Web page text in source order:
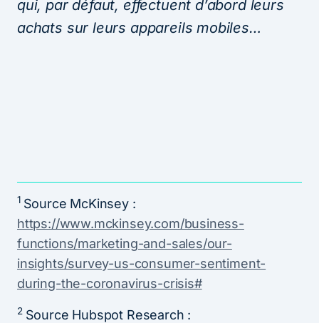
qui, par défaut, effectuent d’abord leurs
achats sur leurs appareils mobiles…
1 Source McKinsey :
https://www.mckinsey.com/business-
functions/marketing-and-sales/our-
insights/survey-us-consumer-sentiment-
during-the-coronavirus-crisis#
2 Source Hubspot Research :